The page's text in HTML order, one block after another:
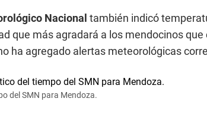
Nacional también indicó
que más agradará a los mendocinos
ha agregado alertas meteorológicas
del SMN para Mendoza.